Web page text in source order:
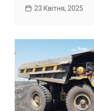
23 Квітня, 2025